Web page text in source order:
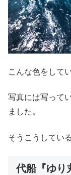
こんな色をして
写真には写って
ました。
そうこうしてい
代船『ゆり